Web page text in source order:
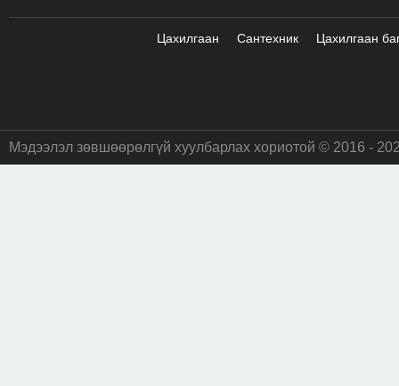
Цахилгаан Сантехник Цахилгаан
Мэдээлэл зөвшөөрөлгүй хуулбарлах хориотой © 2016 -